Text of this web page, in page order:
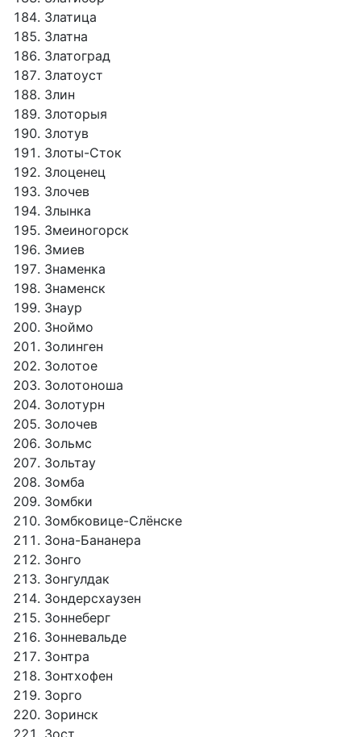
Златица
Златна
Златоград
Златоуст
Злин
Злоторыя
Злотув
Злоты-Сток
Злоценец
Злочев
Злынка
Змеиногорск
Змиев
Знаменка
Знаменск
Знаур
Зноймо
Золинген
Золотое
Золотоноша
Золотурн
Золочев
Зольмс
Зольтау
Зомба
Зомбки
Зомбковице-Слёнске
Зона-Бананера
Зонго
Зонгулдак
Зондерсхаузен
Зоннеберг
Зонневальде
Зонтра
Зонтхофен
Зорго
Зоринск